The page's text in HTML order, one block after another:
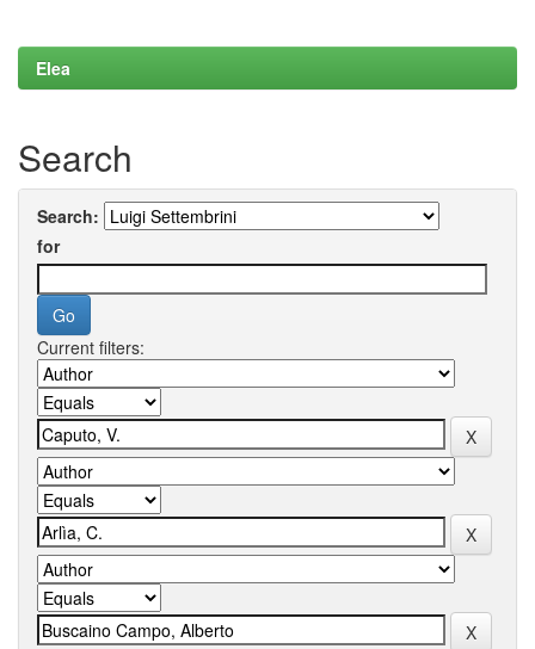
Elea
Search
Search:
for
Current filters: